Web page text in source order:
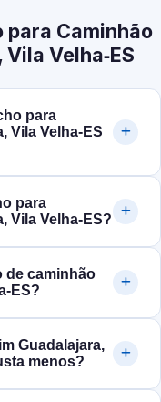
para Caminhão
Velha‑ES
para
Vila Velha‑ES
para
Vila Velha‑ES?
de caminhão
Guadalajara,
menos?